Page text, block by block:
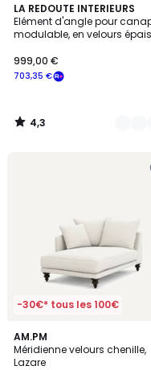
LA REDOUTE INTERIEURS
Elément d'angle pour
modulable, en velours
703,35 €
999,00 €
4,3
/ 5
5
Couleurs
4,3
/
-30€* tous les 100€
AM.PM
Méridienne velours chenille,
Lazare
8
Couleurs